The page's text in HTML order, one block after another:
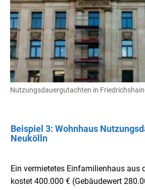
Nutzungsdauergutachten in
Beispiel 3: Wohnhaus
Neukölln
Ein vermietetes Einfamilienhaus aus
kostet 400.000 € (Gebäudewert